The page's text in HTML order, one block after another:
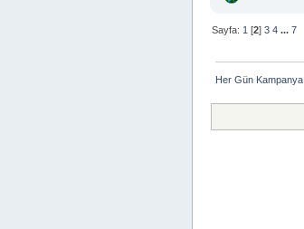
Sayfa: 1 [2]3 4 ...7
Her Gün Kampanya